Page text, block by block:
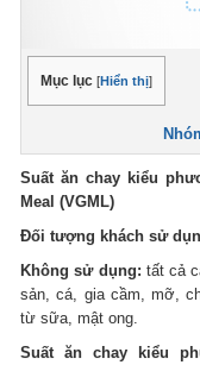
Mục lục [Hiển thị]
Suất ăn chay kiểu
Meal (VGML)
Đối tượng khách sử
Không sử dụng: tất cả
sản, cá, gia cầm, mỡ,
từ sữa, mật ong.
Suất ăn chay kiểu